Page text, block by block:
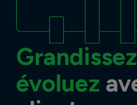
évoluez